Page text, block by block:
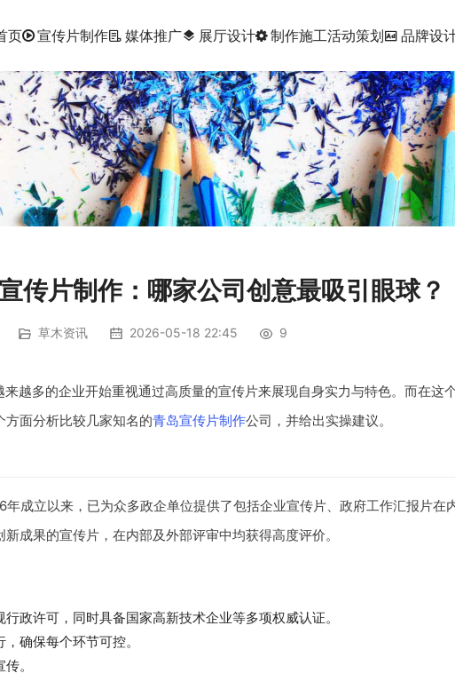
页 宣传片制作 媒体推广layers 展厅设计 制作施工活动策划 品牌设
传片制作：哪家公司创意最吸引眼球？
草木资讯 2026-05-18 22:45 9
越多的企业开始重视通过高质量的宣传片来展现自身实力与特色。而在这
面分析比较几家知名的青岛宣传片制作公司，并给出实操建议。
成立以来，已为众多政企单位提供了包括企业宣传片、政府工作汇报片在
成果的宣传片，在内部及外部评审中均获得高度评价。
政许可，同时具备国家高新技术企业等多项权威认证。
确保每个环节可控。
。